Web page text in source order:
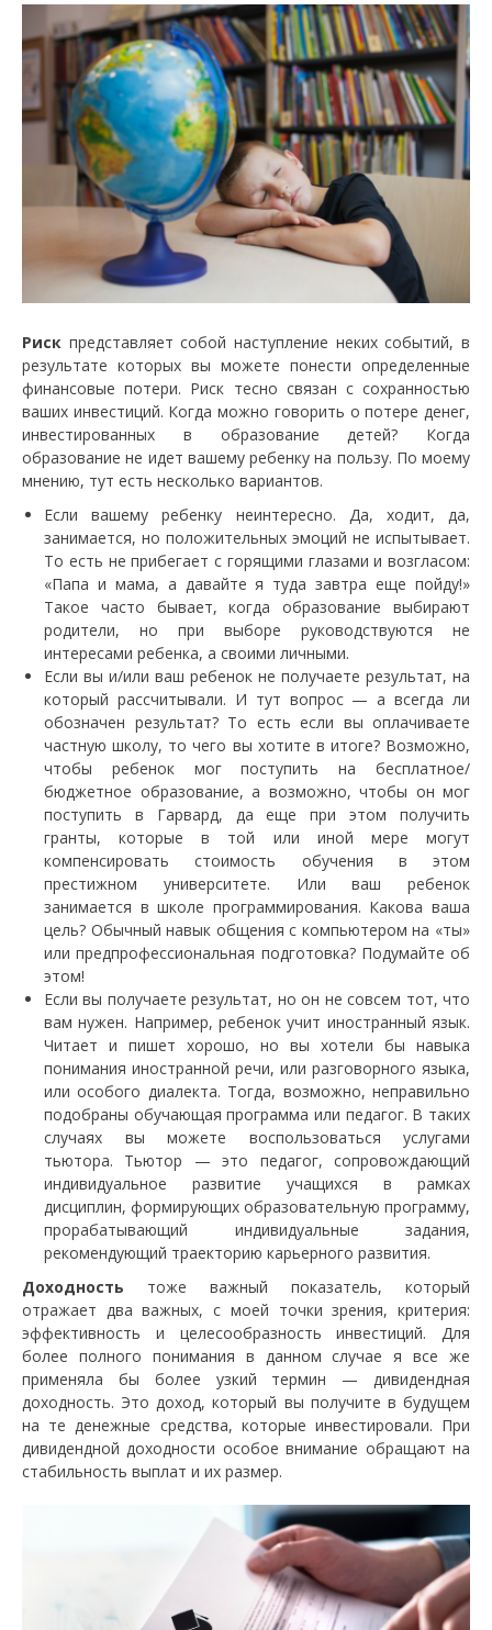
Риск представляет собой наступление неких событий, в
результате которых вы можете понести определенные
финансовые потери. Риск тесно связан с сохранностью
ваших инвестиций. Когда можно говорить о потере денег,
инвестированных в образование детей? Когда
образование не идет вашему ребенку на пользу. По моему
мнению, тут есть несколько вариантов.
Если вашему ребенку неинтересно. Да, ходит, да,
занимается, но положительных эмоций не испытывает.
То есть не прибегает с горящими глазами и возгласом:
«Папа и мама, а давайте я туда завтра еще пойду!»
Такое часто бывает, когда образование выбирают
родители, но при выборе руководствуются не
интересами ребенка, а своими личными.
Если вы и/или ваш ребенок не получаете результат, на
который рассчитывали. И тут вопрос — а всегда ли
обозначен результат? То есть если вы оплачиваете
частную школу, то чего вы хотите в итоге? Возможно,
чтобы ребенок мог поступить на бесплатное/
бюджетное образование, а возможно, чтобы он мог
поступить в Гарвард, да еще при этом получить
гранты, которые в той или иной мере могут
компенсировать стоимость обучения в этом
престижном университете. Или ваш ребенок
занимается в школе программирования. Какова ваша
цель? Обычный навык общения с компьютером на «ты»
или предпрофессиональная подготовка? Подумайте об
этом!
Если вы получаете результат, но он не совсем тот, что
вам нужен. Например, ребенок учит иностранный язык.
Читает и пишет хорошо, но вы хотели бы навыка
понимания иностранной речи, или разговорного языка,
или особого диалекта. Тогда, возможно, неправильно
подобраны обучающая программа или педагог. В таких
случаях вы можете воспользоваться услугами
тьютора. Тьютор — это педагог, сопровождающий
индивидуальное развитие учащихся в рамках
дисциплин, формирующих образовательную программу,
прорабатывающий индивидуальные задания,
рекомендующий траекторию карьерного развития.
Доходность тоже важный показатель, который
отражает два важных, с моей точки зрения, критерия:
эффективность и целесообразность инвестиций. Для
более полного понимания в данном случае я все же
применяла бы более узкий термин — дивидендная
доходность. Это доход, который вы получите в будущем
на те денежные средства, которые инвестировали. При
дивидендной доходности особое внимание обращают на
стабильность выплат и их размер.